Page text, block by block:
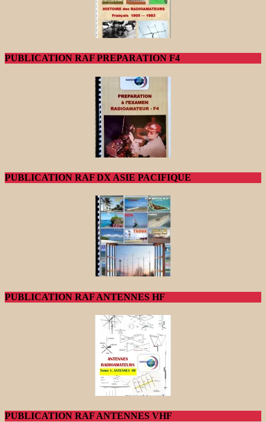
PUBLICATION RAF PREPARATION F4
PUBLICATION RAF DX ASIE PACIFIQUE
PUBLICATION RAF ANTENNES HF
PUBLICATION RAF ANTENNES VHF